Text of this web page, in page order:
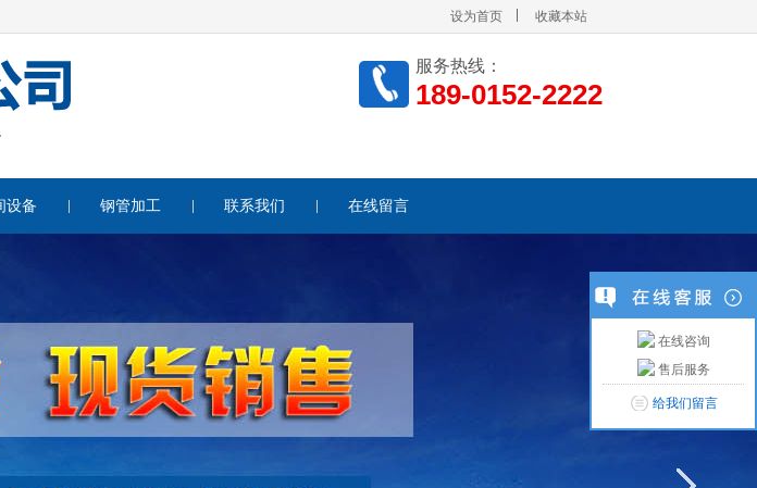
设为首页 收藏本站
服务热线：
189-0152-2222
设备 钢管加工 联系我们 在线留言
在线咨询
售后服务
给我们留言